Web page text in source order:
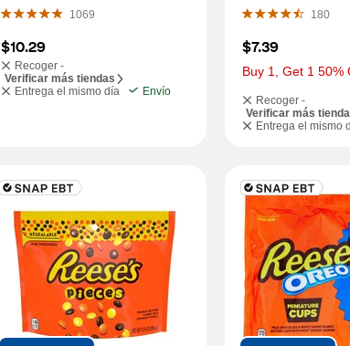
1069
$10.29
Recoger -
Verificar más tiendas
Entrega el mismo día
Envío
180
$7.39
Buy 1, Get 1 50%
Recoger -
Verificar más
Entrega el mismo